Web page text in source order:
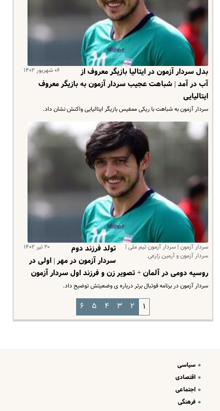
۰۶ شهریور ۱۴۰۲
بدل سردار آزمون در ایتالیا بازیگر معروف از
آب در آمد | شباهت عجیب سردار آزمون به بازیگر معروف
ایتالیایی
سردار آزمون به شباهت با ریکی ممفیس بازیگر ایتالیایی واکنش نشان داد.
سردار آزمون | سردار آزمون تیم ملی |
سردار آزمون و آرمین زارعی
۲۰ تیر ۱۴۰۲
تولد فرزند دوم
سردار آزمون در مهر | اولی در
روسیه دومی در آلمان + تصویر زن و فرزند اول سردار آزمون
سردار آزمون در برنامه فوتبال برتر درباره ی وضعیتش توضیح داد.
۱ ۲ ۳ ۴ ۵ ۶
سیاسی
اقتصادی
اجتماعی
فرهنگی